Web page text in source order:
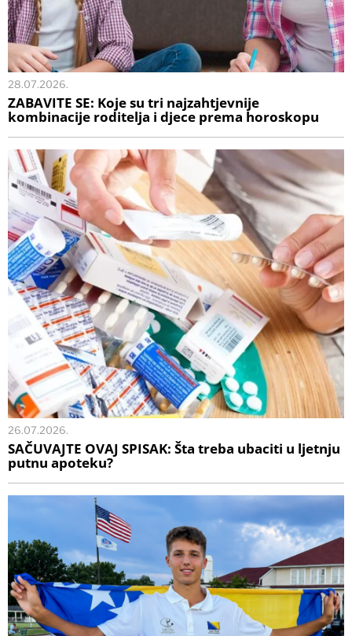
28.07.2026.
ZABAVITE SE: Koje su tri najzahtjevnije
kombinacije roditelja i djece prema horoskopu
26.07.2026.
SAČUVAJTE OVAJ SPISAK: Šta treba ubaciti u ljetnju
putnu apoteku?